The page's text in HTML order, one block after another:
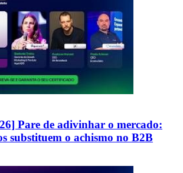
Pare de adivinhar o mercado:
substituem o achismo no B2B